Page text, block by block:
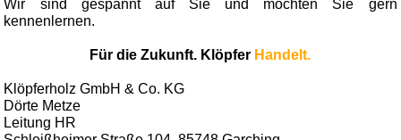
Wir sind gespannt auf Sie und möchten Sie gern
kennenlernen.
Für die Zukunft. Klöpfer Handelt.
Klöpferholz GmbH & Co. KG
Dörte Metze
Leitung HR